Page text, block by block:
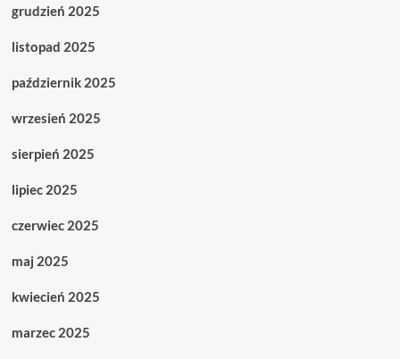
grudzień 2025
listopad 2025
październik 2025
wrzesień 2025
sierpień 2025
lipiec 2025
czerwiec 2025
maj 2025
kwiecień 2025
marzec 2025